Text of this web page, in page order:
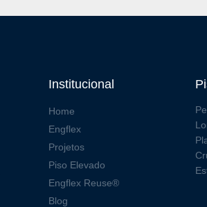
Institucional
Home
Engflex
Projetos
Piso Elevado
Engflex Reuse®
Blog